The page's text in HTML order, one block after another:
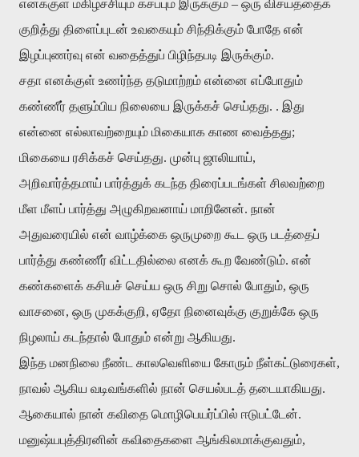
எனக்குள் மகிழ்ச்சியும் கசப்பும் இருக்கும் – ஒரு விசயத்தைக்
குறித்து திளைப்புடன் உவகையும் சிந்திக்கும் போதே என்
இழப்புணர்வு என் வதைத்துப் பிழிந்தபடி இருக்கும்.
சதா எனக்குள் உணர்ந்த தடுமாற்றம் என்னை எப்போதும்
கண்ணீர் தளும்பிய நிலையை இருக்கச் செய்தது. . இது
என்னை எல்லாவற்றையும் மிகையாக காண வைத்தது;
மிகையை ரசிக்கச் செய்தது. முன்பு ஜாலியாய்,
அறிவார்த்தமாய் பார்த்துக் கடந்த திரைப்படங்கள் சிலவற்றை
மீள மீளப் பார்த்து அழுகிறவனாய் மாறினேன். நான்
அதுவரையில் என் வாழ்க்கை ஒருமுறை கூட ஒரு படத்தைப்
பார்த்து கண்ணீர் விட்டதில்லை எனக் கூற வேண்டும். என்
கண்களைக் கசியச் செய்ய ஒரு சிறு சொல் போதும், ஒரு
வாசனை, ஒரு முகக்குறி, ஏதோ நினைவுக்கு குறுக்கே ஒரு
நிழலாய் கடந்தால் போதும் என்று ஆகியது.
இந்த மனநிலை நீண்ட காலவெளியை கோரும் நீள்கட்டுரைகள்,
நாவல் ஆகிய வடிவங்களில் நான் செயல்படத் தடையாகியது.
ஆகையால் நான் கவிதை மொழிபெயர்ப்பில் ஈடுபட்டேன்.
மனுஷ்யபுத்திரனின் கவிதைகளை ஆங்கிலமாக்குவதும்,